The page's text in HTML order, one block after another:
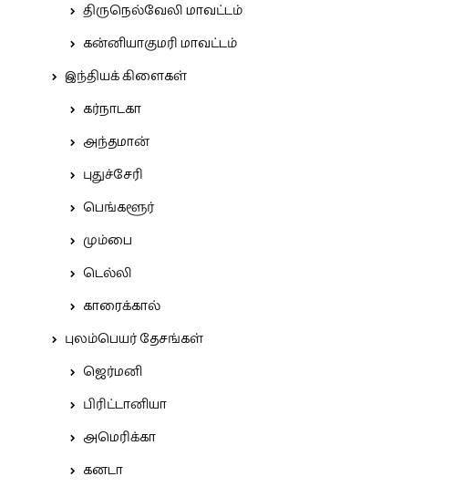
திருநெல்வேலி மாவட்டம்
கன்னியாகுமரி மாவட்டம்
இந்தியக் கிளைகள்
கர்நாடகா
அந்தமான்
புதுச்சேரி
பெங்களூர்
மும்பை
டெல்லி
காரைக்கால்
புலம்பெயர் தேசங்கள்
ஜெர்மனி
பிரிட்டானியா
அமெரிக்கா
கனடா